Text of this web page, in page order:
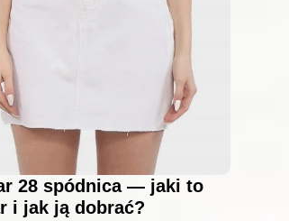
28 spódnica — jaki to
i jak ją dobrać?